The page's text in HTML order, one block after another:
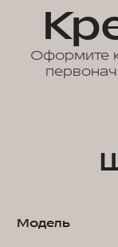
Оформите
Модель